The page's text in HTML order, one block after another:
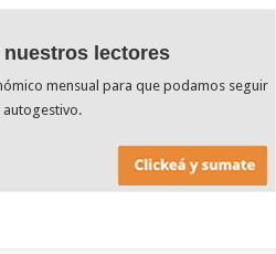
lectores
mensual para que podamos seguir